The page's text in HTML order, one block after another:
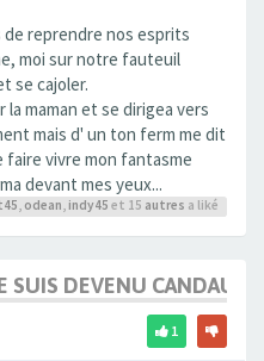
reprendre nos esprits
moi sur notre fauteuil
se cajoler.
maman et se dirigea vers
mais d' un ton ferm me dit
faire vivre mon fantasme
devant mes yeux...
, odean, indy45 et 15 autres a liké
SUIS DEVENU
1